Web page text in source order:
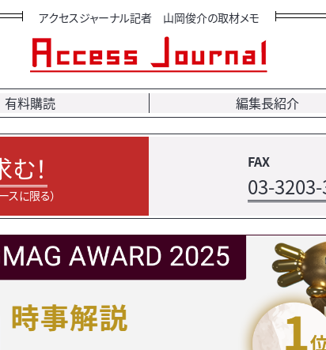
アクセスジャーナル記者 山岡俊介の取材メモ
有料購読 編集長紹介
！
スに限る）
FAX
03-